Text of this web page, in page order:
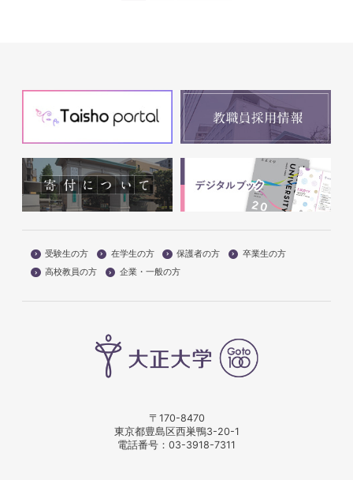
受験生の方 在学生の方 保護者の方
卒業生の方
高校教員の方
企業・一般の方
〒170-8470
東京都豊島区西巣鴨3-20-1
電話番号： 03-3918-7311